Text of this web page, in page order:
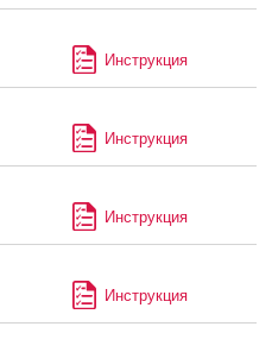
Инструкция
Инструкция
Инструкция
Инструкция